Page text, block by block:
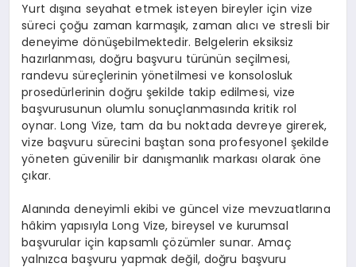
Yurt dışına seyahat etmek isteyen bireyler için vize
süreci çoğu zaman karmaşık, zaman alıcı ve stresli bir
deneyime dönüşebilmektedir. Belgelerin eksiksiz
hazırlanması, doğru başvuru türünün seçilmesi,
randevu süreçlerinin yönetilmesi ve konsolosluk
prosedürlerinin doğru şekilde takip edilmesi, vize
başvurusunun olumlu sonuçlanmasında kritik rol
oynar. Long Vize, tam da bu noktada devreye girerek,
vize başvuru sürecini baştan sona profesyonel şekilde
yöneten güvenilir bir danışmanlık markası olarak öne
çıkar.
Alanında deneyimli ekibi ve güncel vize mevzuatlarına
hâkim yapısıyla Long Vize, bireysel ve kurumsal
başvurular için kapsamlı çözümler sunar. Amaç
yalnızca başvuru yapmak değil, doğru başvuru